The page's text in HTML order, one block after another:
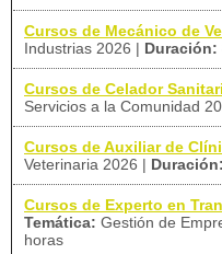
Cursos de Mecánico de
Industrias 2026 | Duración:
Cursos de Celador
Servicios a la Comunidad
Cursos de Auxiliar de
Veterinaria 2026 | Duración:
Cursos de Experto en
Temática: Gestión de
horas